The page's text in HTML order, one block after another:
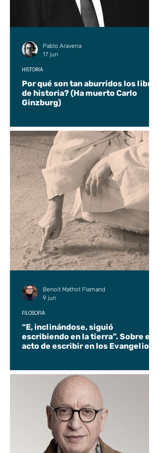
Por qué son tan aburridos los libros
de historia? (Ha muerto Carlo
Ginzburg)
HISTORIA
Pablo Aravena
17 jun
“E, inclinándose, siguió
escribiendo en la tierra”. Sobre el
acto de escribir en los Evangelios.
FILOSOFÍA
Benoit Mathot Flamand
9 jun